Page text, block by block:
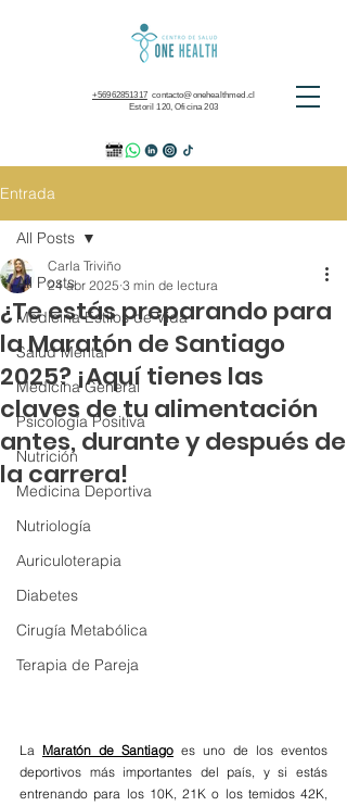
+56962851317 contacto@onehealthmed.cl
Estoril 120, Oficina 203
Entrada
All Posts
Medicina Estilos de Vida
Salud Mental
Medicina General
Psicología Positiva
Nutrición
Medicina Deportiva
Nutriología
Auriculoterapia
Diabetes
Cirugía Metabólica
Terapia de Pareja
All Posts
¿Te estás preparando para
la Maratón de Santiago
2025? ¡Aquí tienes las
claves de tu alimentación
antes, durante y después de
la carrera!
Carla Triviño
24 abr 2025 3 min de lectura
La Maratón de Santiago es uno de los eventos
deportivos más importantes del país, y si estás
entrenando para los 10K, 21K o los temidos 42K,